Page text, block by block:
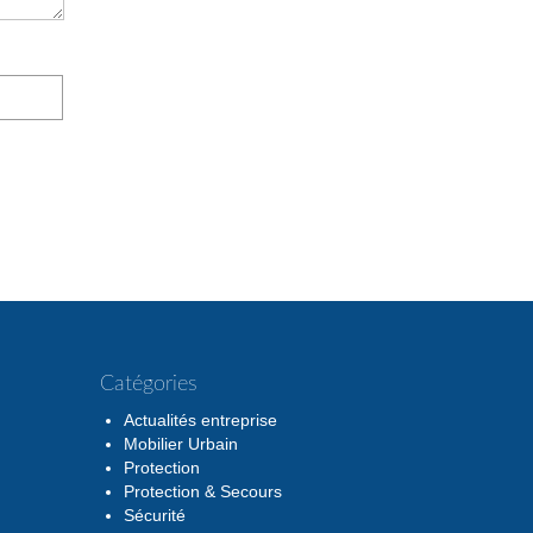
Catégories
Actualités entreprise
Mobilier Urbain
Protection
Protection & Secours
Sécurité